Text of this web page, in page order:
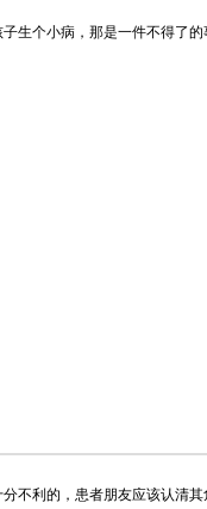
屑病...
个小病，那是一件不得了的
利的，患者朋友应该认清其